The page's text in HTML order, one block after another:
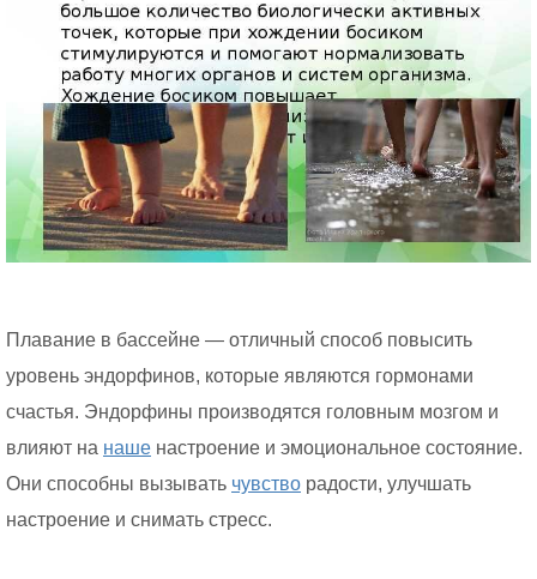
Плавание в бассейне — отличный способ повысить
уровень эндорфинов, которые являются гормонами
счастья. Эндорфины производятся головным мозгом и
влияют на наше настроение и эмоциональное состояние.
Они способны вызывать чувство радости, улучшать
настроение и снимать стресс.